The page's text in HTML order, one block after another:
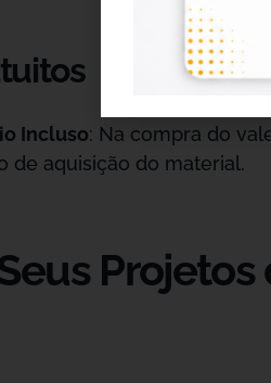
Incluso: Na compra do
de aquisição do material.